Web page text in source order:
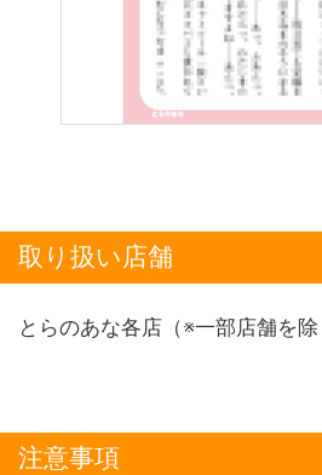
取り扱い店舗
とらのあな各店（※一部店舗を
注意事項